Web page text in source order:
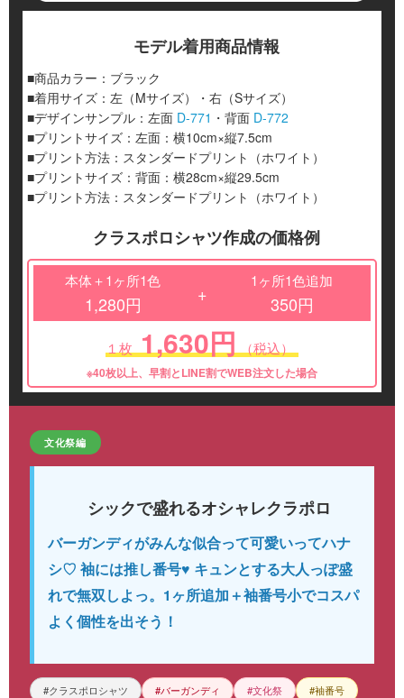
モデル着用商品情報
■商品カラー：ブラック
■着用サイズ：左（Mサイズ）・右（Sサイズ）
■デザインサンプル：左面 D-771 ・背面 D-772
■プリントサイズ：左面：横10cm×縦7.5cm
■プリント方法：スタンダードプリント（ホワイト）
■プリントサイズ：背面：横28cm×縦29.5cm
■プリント方法：スタンダードプリント（ホワイト）
クラスポロシャツ作成の価格例
本体＋1ヶ所1色
1,280円 +
1ヶ所1色追加
350円
１枚 1,630円 （税込）
※40枚以上、早割とLINE割でWEB注文した場合
文化祭編
シックで盛れるオシャレクラポロ
バーガンディがみんな似合って可愛いってハナ
シ♡ 袖には推し番号♥ キュンとする大人っぽ盛
れで無双しよっ。1ヶ所追加＋袖番号小でコスパ
よく個性を出そう！
#クラスポロシャツ #バーガンディ #文化祭 #袖番号